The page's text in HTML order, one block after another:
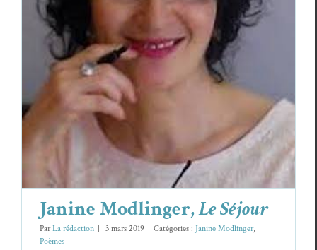
Janine Modlinger,Le Séjour
Janine Modlinger Poèmes
Janine Modlinger,Le Séjour
ParLa rédaction 3 mars 2019 Catégories : Janine Modlinger,
Poèmes